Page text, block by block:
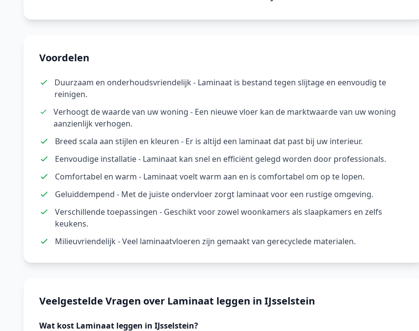
Voordelen
Duurzaam en onderhoudsvriendelijk - Laminaat is bestand tegen slijtage en eenvoudig te
reinigen.
Verhoogt de waarde van uw woning - Een nieuwe vloer kan de marktwaarde van uw woning
aanzienlijk verhogen.
Breed scala aan stijlen en kleuren - Er is altijd een laminaat dat past bij uw interieur.
Eenvoudige installatie - Laminaat kan snel en efficiënt gelegd worden door professionals.
Comfortabel en warm - Laminaat voelt warm aan en is comfortabel om op te lopen.
Geluiddempend - Met de juiste ondervloer zorgt laminaat voor een rustige omgeving.
Verschillende toepassingen - Geschikt voor zowel woonkamers als slaapkamers en zelfs
keukens.
Milieuvriendelijk - Veel laminaatvloeren zijn gemaakt van gerecyclede materialen.
Veelgestelde Vragen over Laminaat leggen in IJsselstein
Wat kost Laminaat leggen in IJsselstein?